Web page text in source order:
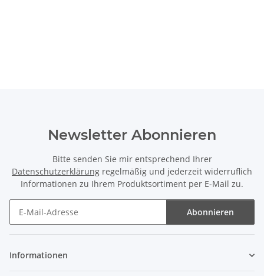
Newsletter Abonnieren
Bitte senden Sie mir entsprechend Ihrer
Datenschutzerklärung regelmäßig und jederzeit widerruflich
Informationen zu Ihrem Produktsortiment per E-Mail zu.
Abonnieren
Informationen